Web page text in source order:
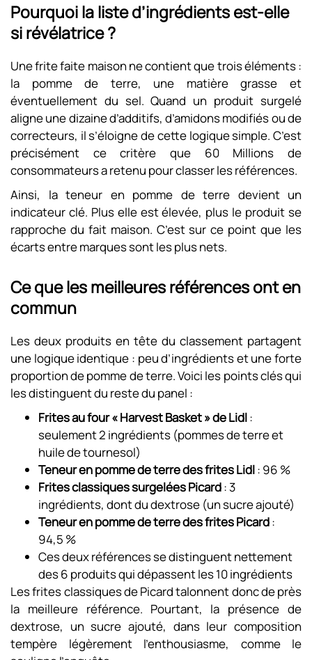
Pourquoi la liste d’ingrédients est-elle
si révélatrice ?
Une frite faite maison ne contient que trois éléments :
la pomme de terre, une matière grasse et
éventuellement du sel. Quand un produit surgelé
aligne une dizaine d’additifs, d’amidons modifiés ou de
correcteurs, il s’éloigne de cette logique simple. C’est
précisément ce critère que 60 Millions de
consommateurs a retenu pour classer les références.
Ainsi, la teneur en pomme de terre devient un
indicateur clé. Plus elle est élevée, plus le produit se
rapproche du fait maison. C’est sur ce point que les
écarts entre marques sont les plus nets.
Ce que les meilleures références ont en
commun
Les deux produits en tête du classement partagent
une logique identique : peu d’ingrédients et une forte
proportion de pomme de terre. Voici les points clés qui
les distinguent du reste du panel :
Frites au four « Harvest Basket » de Lidl:
seulement 2 ingrédients (pommes de terre et
huile de tournesol)
Teneur en pomme de terre des frites Lidl: 96 %
Frites classiques surgelées Picard: 3
ingrédients, dont du dextrose (un sucre ajouté)
Teneur en pomme de terre des frites Picard:
94,5 %
Ces deux références se distinguent nettement
des 6 produits qui dépassent les 10 ingrédients
Les frites classiques de Picard talonnent donc de près
la meilleure référence. Pourtant, la présence de
dextrose, un sucre ajouté, dans leur composition
tempère légèrement l’enthousiasme, comme le